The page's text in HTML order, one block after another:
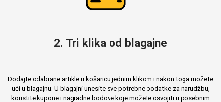
2. Tri klika od blagajne
Dodajte odabrane artikle u košaricu jednim klikom i nakon toga možete
ući u blagajnu. U blagajni unesite sve potrebne podatke za narudžbu,
koristite kupone i nagradne bodove koje možete osvojiti u posebnim